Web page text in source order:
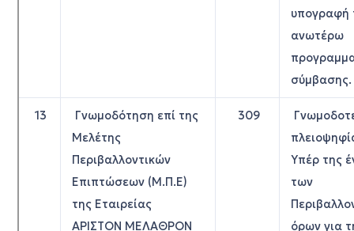
υπογραφή
ανωτέρω
σύμβασης.
13
Γνωμοδότηση επί της
Μελέτης
Περιβαλλοντικών
Επιπτώσεων (Μ.Π.Ε)
της Εταιρείας
ΑΡΙΣΤΟΝ ΜΕΛΑΘΡΟΝ
309
Υπέρ της
των
όρων για